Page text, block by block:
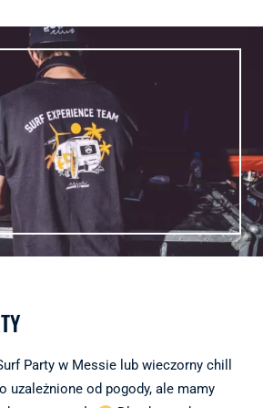
Party w Messie lub wieczorny chill
uzależnione od pogody, ale mamy